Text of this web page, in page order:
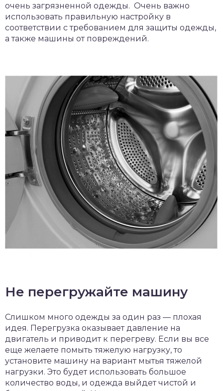
очень загрязненной одежды. Очень важно
использовать правильную настройку в
соответствии с требованием для защиты одежды,
а также машины от повреждений.
Не перегружайте машину
Слишком много одежды за один раз — плохая
идея. Перегрузка оказывает давление на
двигатель и приводит к перегреву. Если вы все
еще желаете помыть тяжелую нагрузку, то
установите машину на вариант мытья тяжелой
нагрузки. Это будет использовать большое
количество воды, и одежда выйдет чистой и